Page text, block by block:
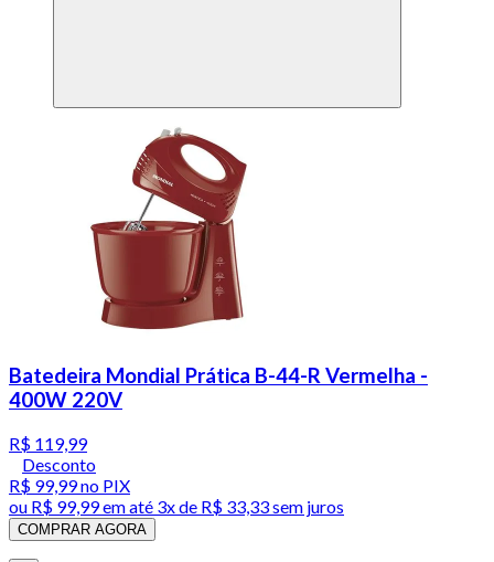
Batedeira Mondial Prática B-44-R Vermelha -
400W 220V
R$ 119,99
Desconto
R$ 99,99no PIX
ou R$ 99,99em até 3x de R$ 33,33 sem juros
COMPRAR AGORA